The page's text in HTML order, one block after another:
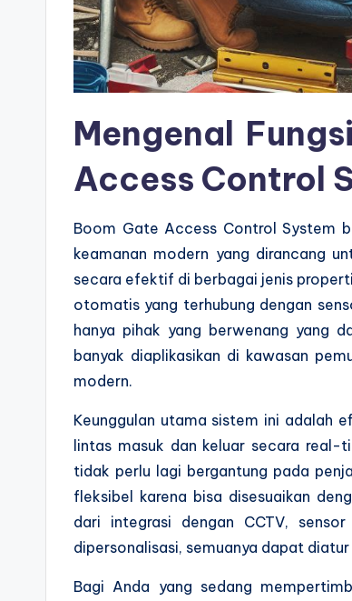
Mengenal
Access Control
Boom Gate Access Control System
keamanan modern yang dirancang
secara efektif di berbagai jenis
otomatis yang terhubung dengan
hanya pihak yang berwenang yang
banyak diaplikasikan di kawasan
modern.
Keunggulan utama sistem ini adalah
lintas masuk dan keluar secara real-
tidak perlu lagi bergantung pada
fleksibel karena bisa disesuaikan
dari integrasi dengan CCTV,
dipersonalisasi, semuanya dapat
Bagi Anda yang sedang